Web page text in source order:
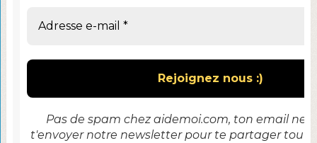
Pas de spam chez aidemoi.com, ton email ne
t'envoyer notre newsletter pour te partager tout